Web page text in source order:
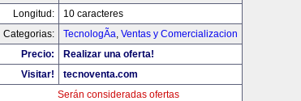
Longitud:
10 caracteres
Categorias:
TecnologÃ­a, Ventas y Comercializacion
Precio:
Realizar una oferta!
Visitar!
tecnoventa.com
Serán consideradas ofertas